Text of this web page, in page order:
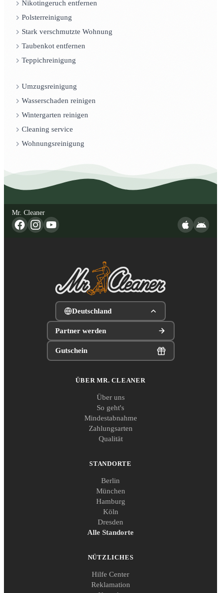
Nikotingeruch entfernen
Polsterreinigung
Stark verschmutzte Wohnung
Taubenkot entfernen
Teppichreinigung
Umzugsreinigung
Wasserschaden reinigen
Wintergarten reinigen
Cleaning service
Wohnungsreinigung
Mr. Cleaner
Deutschland
Partner werden
Gutschein
ÜBER MR. CLEANER
Über uns
So geht's
Mindestabnahme
Zahlungsarten
Qualität
STANDORTE
Berlin
München
Hamburg
Köln
Dresden
Alle Standorte
NÜTZLICHES
Hilfe Center
Reklamation